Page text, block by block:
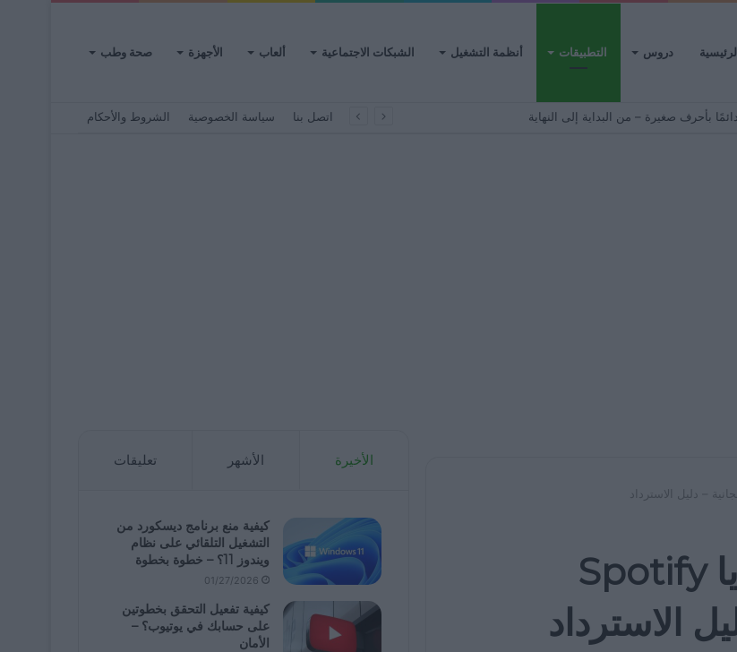
الرئيسية دروس التطبيقات أنظمة التشغيل الشبكات الاجتماعية ألعاب الأجهزة صحة وطب
اتصل بنا سياسة الخصوصية الشروط والأحكام
كيفية استرداد بطاقة هدايا Spotify
الأخيرة الأشهر تعليقات
كيفية منع برنامج ديسكورد من
التشغيل التلقائي على نظام
ويندوز 11؟ – خطوة بخطوة
01/27/2026
كيفية تفعيل التحقق بخطوتين
على حسابك في يوتيوب؟ –
الأمان